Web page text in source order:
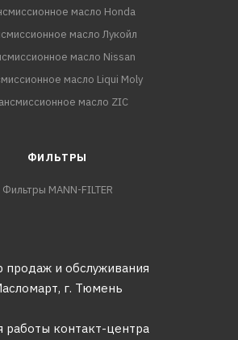
масло Honda
масло Лукойл
масло Nissan
масло Liqui Moly
масло ZIC
ФИЛЬТРЫ
Фильтры MANN-FILTER
продаж и обслуживания
г. Тюмень
работы контакт-центра